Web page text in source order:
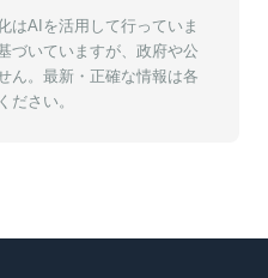
はAIを活用して行っていま
づいていますが、政府や公
ん。最新・正確な情報は各
ださい。